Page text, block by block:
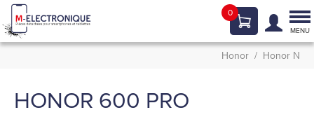
0
MENU
Honor Honor N
HONOR 600 PRO